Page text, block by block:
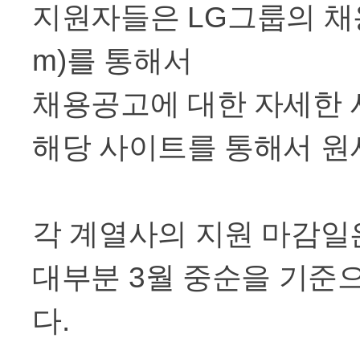
지원자들은 LG그룹의
m)를 통해서
채용공고에 대한 자세한
해당 사이트를 통해서
각 계열사의 지원 마감
대부분 3월 중순을 기준
다.